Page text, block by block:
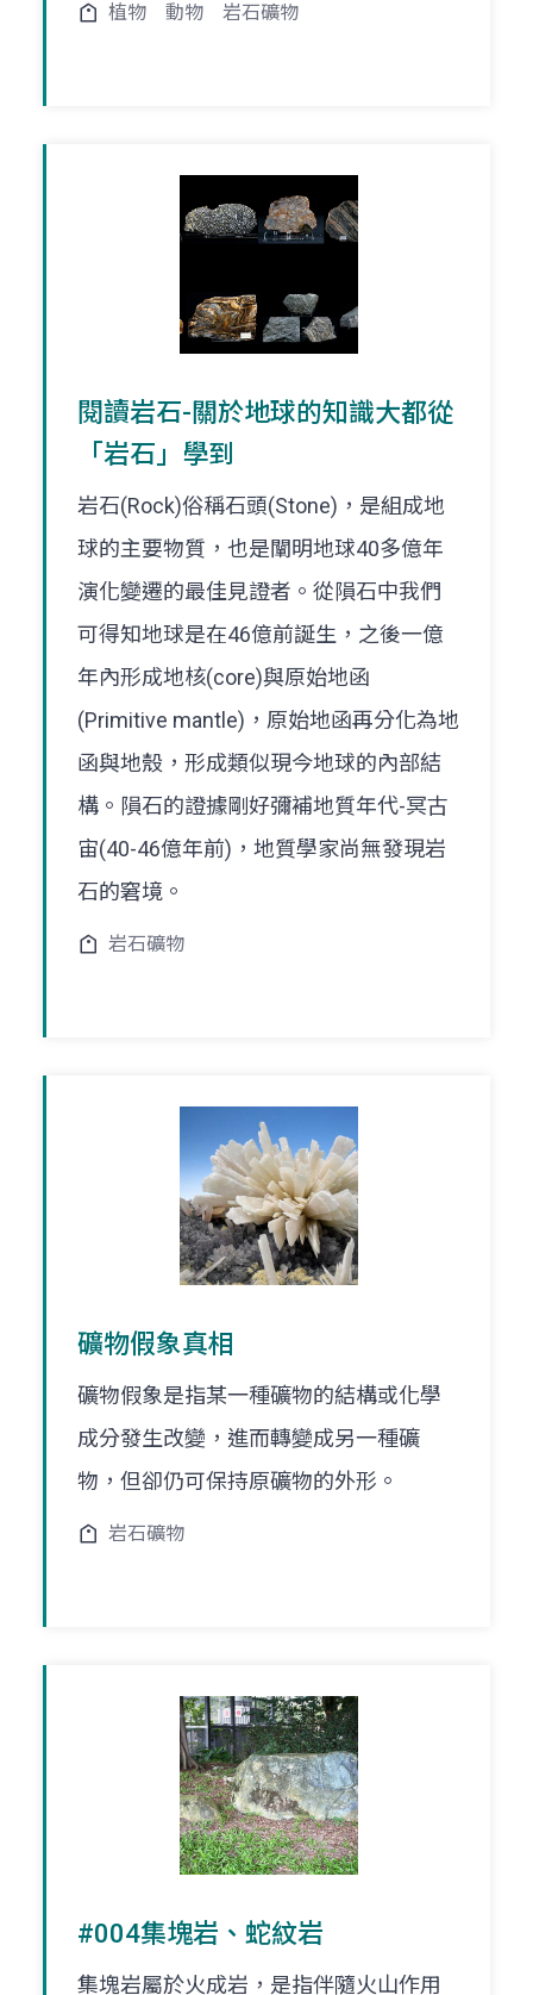
植物 動物 岩石礦物
閱讀岩石-關於地球的知識大都從
「岩石」學到
岩石(Rock)俗稱石頭(Stone)，是組成地
球的主要物質，也是闡明地球40多億年
演化變遷的最佳見證者。從隕石中我們
可得知地球是在46億前誕生，之後一億
年內形成地核(core)與原始地函
(Primitive mantle)，原始地函再分化為地
函與地殼，形成類似現今地球的內部結
構。隕石的證據剛好彌補地質年代-冥古
宙(40-46億年前)，地質學家尚無發現岩
石的窘境。
岩石礦物
礦物假象真相
礦物假象是指某一種礦物的結構或化學
成分發生改變，進而轉變成另一種礦
物，但卻仍可保持原礦物的外形。
岩石礦物
#004集塊岩、蛇紋岩
集塊岩屬於火成岩，是指伴隨火山作用